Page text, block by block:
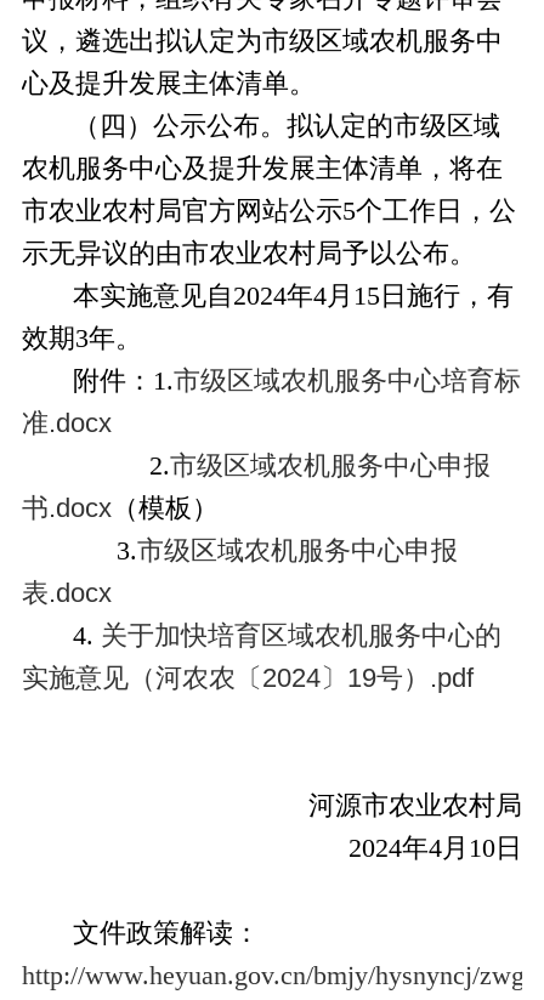
议，遴选出拟认定为市级区域农机服务中
心及提升发展主体清单。
（四）公示公布。 拟认定的市级区域
农机服务中心及提升发展主体清单，将在
市农业农村局官方网站公示5个工作日，公
示无异议的由市农业农村局予以公布。
本实施意见自2024年4月 15日施行，有
效期3年。
附件： 1.市级区域农机服务中心培育标
准.docx
2.市级区域农机服务中心申报
书.docx（模板）
3.市级区域农机服务中心申报
表.docx
4. 关于加快培育区域农机服务中心的
实施意见（河农农〔2024〕19号）.pdf
河源市农业农村局
2024年4月10日
文件政策解读：
http://www.heyuan.gov.cn/bmjy/hysnyncj/